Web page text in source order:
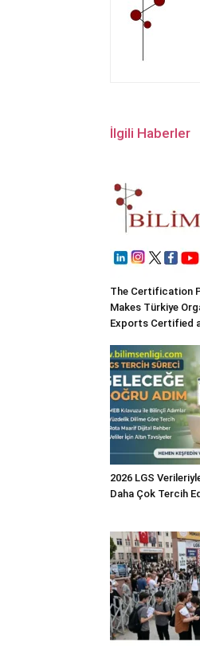
İlgili Haberler
The Certification
Makes Türkiye
Exports Certified
2026 LGS
Daha Çok Tercih